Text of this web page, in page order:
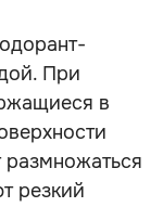
При
в
резкий